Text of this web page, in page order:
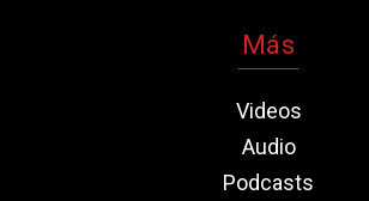
Más
Videos
Audio
Podcasts